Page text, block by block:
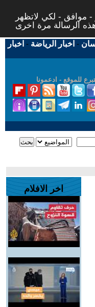
- موافق - لكي لاتظهر
- اخبار الرياضة - اخبار
للموقع - ادعمونا
اخر الافلام